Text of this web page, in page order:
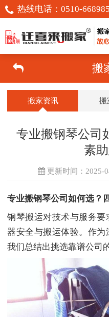
热线电话： 0510-
搬
搬家资讯 搬
专业搬钢琴公司
素
更新时间：2025-
专业搬钢琴公司如何选？
钢琴搬运对技术与服务
器安全与搬运体验。作为
我们总结出挑选靠谱公司